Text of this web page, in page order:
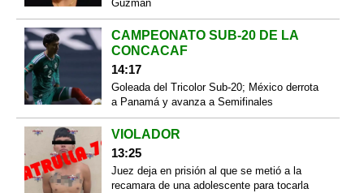
Guzmán
CAMPEONATO SUB-20 DE LA
CONCACAF
14:17
Goleada del Tricolor Sub-20; México derrota
a Panamá y avanza a Semifinales
VIOLADOR
13:25
Juez deja en prisión al que se metió a la
recamara de una adolescente para tocarla